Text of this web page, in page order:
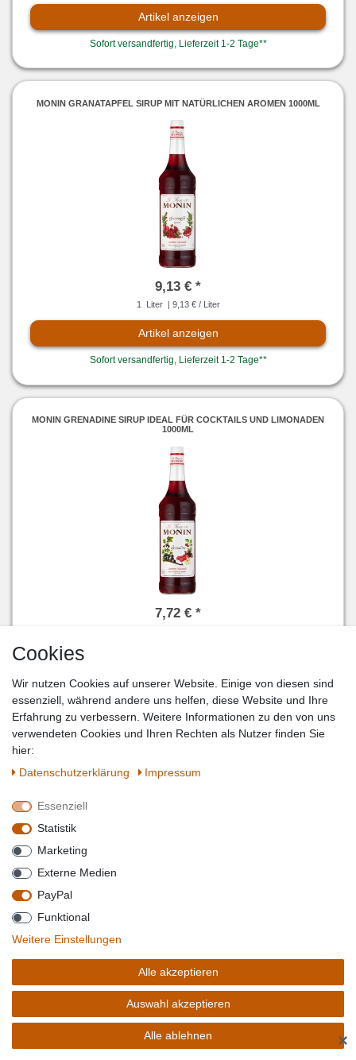
Artikel anzeigen
Sofort versandfertig, Lieferzeit 1-2 Tage**
MONIN GRANATAPFEL SIRUP MIT NATÜRLICHEN AROMEN 1000ML
9,13 € *
1 Liter | 9,13 € / Liter
Artikel anzeigen
Sofort versandfertig, Lieferzeit 1-2 Tage**
MONIN GRENADINE SIRUP IDEAL FÜR COCKTAILS UND LIMONADEN
1000ML
7,72 € *
Sofort versandfertig, Lieferzeit 1-2 Tage**
Artikel anzeigen
Sofort versandfertig, Lieferzeit 1-2 Tage**
Cookies
Wir nutzen Cookies auf unserer Website. Einige von diesen sind
essenziell, während andere uns helfen, diese Website und Ihre
Erfahrung zu verbessern. Weitere Informationen zu den von uns
verwendeten Cookies und Ihren Rechten als Nutzer finden Sie
hier:
Daten­schutz­erklärung
Impressum
Essenziell
Statistik
Marketing
Externe Medien
PayPal
Funktional
Weitere Einstellungen
Alle akzeptieren
Auswahl akzeptieren
Alle ablehnen ✕